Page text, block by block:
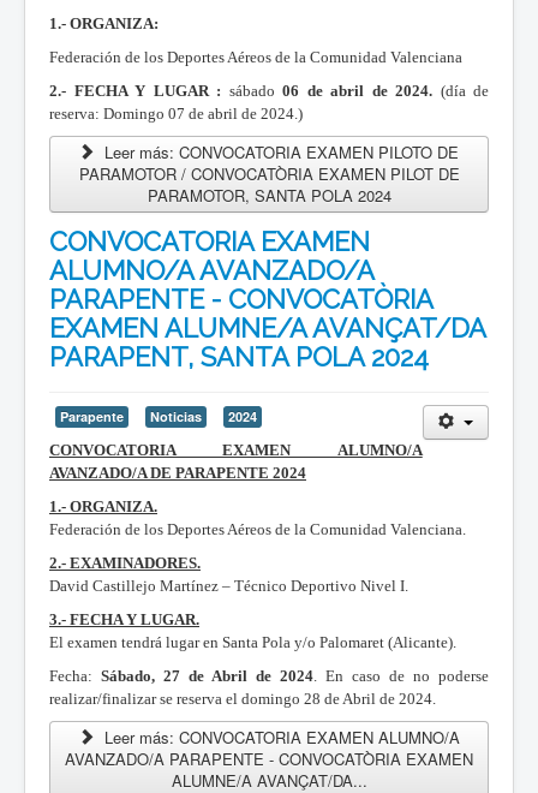
1.- ORGANIZA:
Federación de los Deportes Aéreos de la Comunidad Valenciana
2.- FECHA Y LUGAR : sábado 06 de abril de 2024. (día de
reserva: Domingo 07 de abril de 2024.)
Leer más: CONVOCATORIA EXAMEN PILOTO DE
PARAMOTOR / CONVOCATÒRIA EXAMEN PILOT DE
PARAMOTOR, SANTA POLA 2024
CONVOCATORIA EXAMEN
ALUMNO/A AVANZADO/A
PARAPENTE - CONVOCATÒRIA
EXAMEN ALUMNE/A AVANÇAT/DA
PARAPENT, SANTA POLA 2024
Parapente Noticias
2024
CONVOCATORIA EXAMEN ALUMNO/A
AVANZADO/A DE PARAPENTE 2024
1.- ORGANIZA.
Federación de los Deportes Aéreos de la Comunidad Valenciana.
2.- EXAMINADORES.
David Castillejo Martínez – Técnico Deportivo Nivel I.
3.- FECHA Y LUGAR.
El examen tendrá lugar en Santa Pola y/o Palomaret (Alicante).
Fecha: Sábado, 27 de Abril de 2024 . En caso de no poderse
realizar/finalizar se reserva el domingo 28 de Abril de 2024.
Leer más: CONVOCATORIA EXAMEN ALUMNO/A
AVANZADO/A PARAPENTE - CONVOCATÒRIA EXAMEN
ALUMNE/A AVANÇAT/DA...